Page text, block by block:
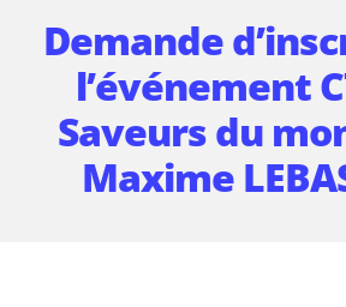
Demande
l’événement
Saveurs du
Maxime